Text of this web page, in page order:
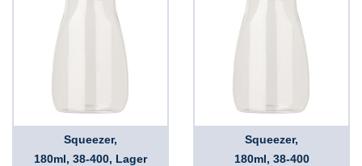
Squeezer,
180ml, 38-400, Lager
Squeezer,
180ml, 38-400